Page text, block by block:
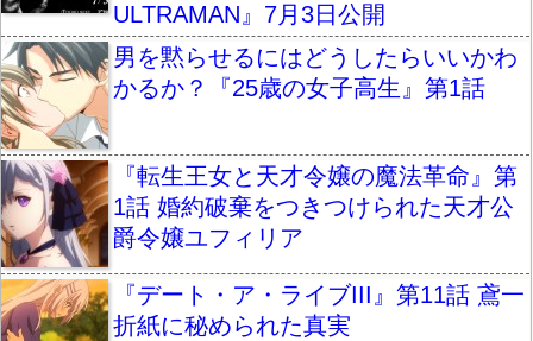
ULTRAMAN』7月3日公開
男を黙らせるにはどうしたらいいかわ
かるか？『25歳の女子高生』第1話
『転生王女と天才令嬢の魔法革命』第
1話 婚約破棄をつきつけられた天才公
爵令嬢ユフィリア
『デート・ア・ライブIII』第11話 鳶一
折紙に秘められた真実